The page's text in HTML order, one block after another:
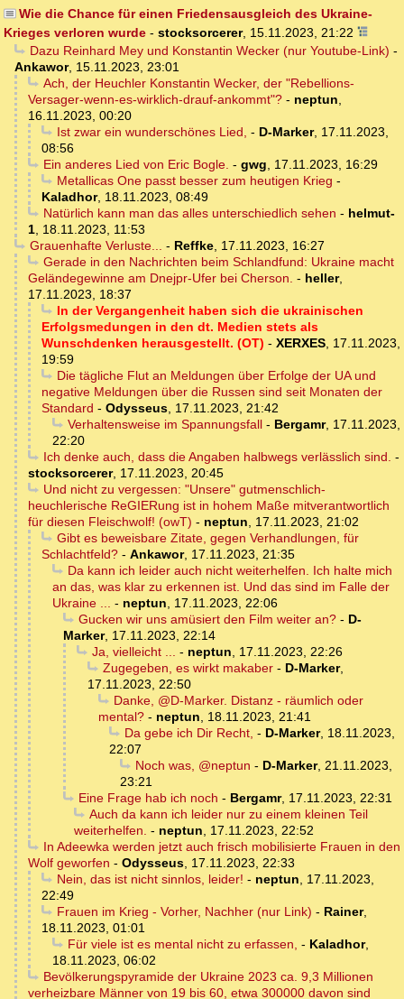
Wie die Chance für einen Friedensausgleich des Ukraine-
Krieges verloren wurde - stocksorcerer, 15.11.2023, 21:22
Dazu Reinhard Mey und Konstantin Wecker (nur Youtube-Link) -
Ankawor, 15.11.2023, 23:01
Ach, der Heuchler Konstantin Wecker, der "Rebellions-
Versager-wenn-es-wirklich-drauf-ankommt"? - neptun,
16.11.2023, 00:20
Ist zwar ein wunderschönes Lied, - D-Marker, 17.11.2023,
08:56
Ein anderes Lied von Eric Bogle. - gwg, 17.11.2023, 16:29
Metallicas One passt besser zum heutigen Krieg -
Kaladhor, 18.11.2023, 08:49
Natürlich kann man das alles unterschiedlich sehen - helmut-
1, 18.11.2023, 11:53
Grauenhafte Verluste... - Reffke, 17.11.2023, 16:27
Gerade in den Nachrichten beim Schlandfund: Ukraine macht
Geländegewinne am Dnejpr-Ufer bei Cherson. - heller,
17.11.2023, 18:37
In der Vergangenheit haben sich die ukrainischen
Erfolgsmedungen in den dt. Medien stets als
Wunschdenken herausgestellt. (OT) - XERXES, 17.11.2023,
19:59
Die tägliche Flut an Meldungen über Erfolge der UA und
negative Meldungen über die Russen sind seit Monaten der
Standard - Odysseus, 17.11.2023, 21:42
Verhaltensweise im Spannungsfall- Bergamr, 17.11.2023,
22:20
Ich denke auch, dass die Angaben halbwegs verlässlich sind. -
stocksorcerer, 17.11.2023, 20:45
Und nicht zu vergessen: "Unsere" gutmenschlich-
heuchlerische ReGIERung ist in hohem Maße mitverantwortlich
für diesen Fleischwolf! (owT) - neptun, 17.11.2023, 21:02
Gibt es beweisbare Zitate, gegen Verhandlungen, für
Schlachtfeld? - Ankawor, 17.11.2023, 21:35
Da kann ich leider auch nicht weiterhelfen. Ich halte mich
an das, was klar zu erkennen ist. Und das sind im Falle der
Ukraine ... - neptun, 17.11.2023, 22:06
Gucken wir uns amüsiert den Film weiter an?- D-
Marker, 17.11.2023, 22:14
Ja, vielleicht ... - neptun, 17.11.2023, 22:26
Zugegeben, es wirkt makaber- D-Marker,
17.11.2023, 22:50
Danke, @D-Marker. Distanz - räumlich oder
mental? - neptun, 18.11.2023, 21:41
Da gebe ich Dir Recht, - D-Marker, 18.11.2023,
22:07
Noch was, @neptun - D-Marker, 21.11.2023,
23:21
Eine Frage hab ich noch - Bergamr, 17.11.2023, 22:31
Auch da kann ich leider nur zu einem kleinen Teil
weiterhelfen. - neptun, 17.11.2023, 22:52
In Adeewka werden jetzt auch frisch mobilisierte Frauen in den
Wolf geworfen - Odysseus, 17.11.2023, 22:33
Nein, das ist nicht sinnlos, leider! - neptun, 17.11.2023,
22:49
Frauen im Krieg - Vorher, Nachher (nur Link) - Rainer,
18.11.2023, 01:01
Für viele ist es mental nicht zu erfassen, - Kaladhor,
18.11.2023, 06:02
Bevölkerungspyramide der Ukraine 2023 ca. 9,3 Millionen
verheizbare Männer von 19 bis 60, etwa 300000 davon sind